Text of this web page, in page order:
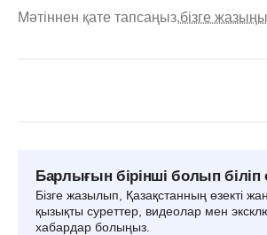
Мәтіннен қате тапсаңыз,бізге
Барлығын бірінші болып
Бізге жазылып, Қазақстанның өзекті
қызықты суреттер, видеолар мен
хабардар болыңыз.